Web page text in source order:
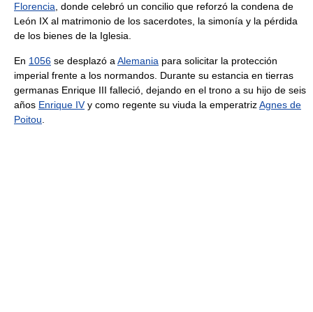
Florencia , donde celebró un concilio que reforzó la condena de
León IX al matrimonio de los sacerdotes, la simonía y la pérdida
de los bienes de la Iglesia.
En 1056 se desplazó a Alemania para solicitar la protección
imperial frente a los normandos. Durante su estancia en tierras
germanas Enrique III falleció, dejando en el trono a su hijo de seis
años Enrique IVy como regente su viuda la emperatrizAgnes de
Poitou